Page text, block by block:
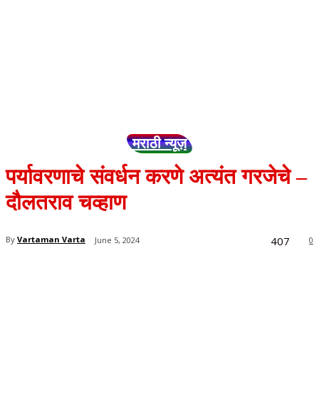
मराठी न्यूज़
पर्यावरणाचे संवर्धन करणे अत्यंत गरजेचे –
दौलतराव चव्हाण
By Vartaman Varta June 5, 2024 0
407